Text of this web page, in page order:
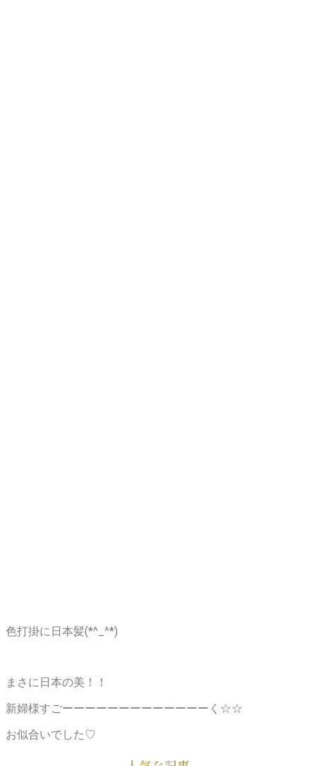
色打掛に日本髪(*^_^*)
まさに日本の美！！
新婦様すごーーーーーーーーーーーーーく☆☆
お似合いでした♡